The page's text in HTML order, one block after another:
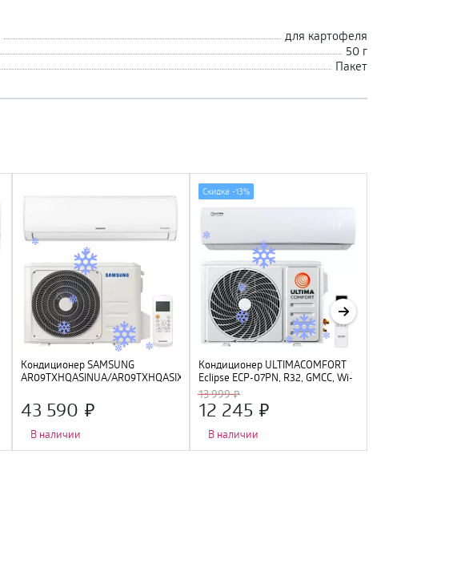
для картофеля
50 г
Пакет
Кондиционер SAMSUNG
AR09TXHQASINUA/AR09TXHQASIXUA
43 590
В наличии
Кондиционер ULTIMACOMFORT
Eclipse ECP-07PN, R32, GMCC, Wi-
Fi Ready
13 999
12 245
В наличии
Скидка -13%